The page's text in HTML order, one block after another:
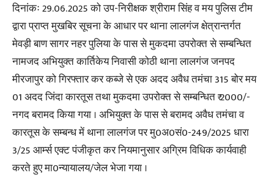
दिनांकः 29.06.2025 को उप-निरीक्षक श्रीराम सिंह व मय पुलिस टीम
द्वारा प्राप्त मुखबिर सूचना के आधार पर थाना लालगंज क्षेत्रान्तर्गत
मेवड़ी बाण सागर नहर पुलिया के पास से मुकदमा उपरोक्त से सम्बन्धित
नामजद अभियुक्त कार्तिकेय निवासी कोठी थाना लालगंज जनपद
मीरजापुर को गिरफ्तार कर कब्जे से एक अदद अवैध तमंचा 315 बोर मय
01 अदद जिंदा कारतूस तथा मुकदमा उपरोक्त से सम्बन्धित ₹ 2000/-
नगद बरामद किया गया । अभियुक्त के पास से बरामद अवैध तमंचा व
कारतूस के सम्बन्ध में थाना लालगंज पर मु0अ0सं0-249/2025 धारा
3/25 आर्म्स एक्ट पंजीकृत कर नियमानुसार अग्रिम विधिक कार्यवाही
करते हुए मा0न्यायालय/जेल भेजा गया ।